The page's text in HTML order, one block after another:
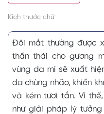
Kích thước chữ
Đôi mắt thường được
thần thái cho gương
vùng da mí sẽ xuất
da chùng nhão, khiến
và kém tươi tắn. Vì
như giải pháp lý